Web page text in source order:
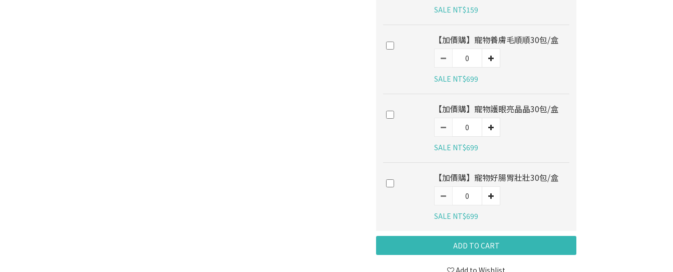
SALE NT$159
【加價購】寵物養膚毛順順30包/盒
SALE NT$699
【加價購】寵物護眼亮晶晶30包/盒
SALE NT$699
【加價購】寵物好腸胃壯壯30包/盒
SALE NT$699
ADD TO CART